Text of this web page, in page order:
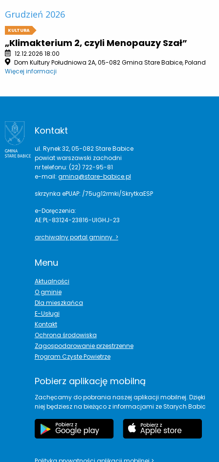
Grudzień 2026
KULTURA
„Klimakterium 2, czyli Menopauzy Szał”
12.12.2026 18:00
Dom Kultury Południowa 2A, 05-082 Gmina Stare Babice, Poland
Więcej informacji
Kontakt
ul. Rynek 32, 05-082 Stare Babice
powiat warszawski zachodni
nr telefonu: (22) 722-95-81
e-mail: gmina@stare-babice.pl
skrzynka ePUAP: /75ug12rmki/SkrytkaESP
e-Doręczenia:
AE:PL-83124-23816-UIGHJ-23
archiwalny portal gminny >
Menu
Aktualności
O gminie
Dla mieszkańca
E-Usługi
Kontakt
Ochrona środowiska
Zagospodarowanie przestrzenne
Program Czyste Powietrze
Pobierz aplikację mobilną
Zachęcamy do pobrania naszej aplikacji mobilnej. Dzięki
niej będziesz na bieżąco z informacjami ze Starych Babic